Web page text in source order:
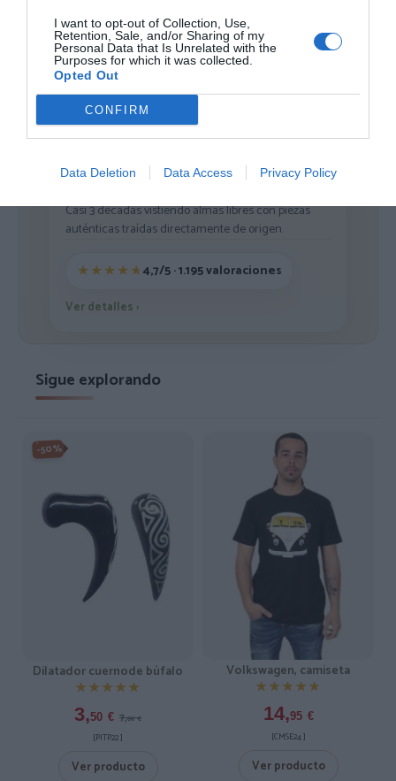
I want to opt-out of Collection, Use,
Retention, Sale, and/or Sharing of my
Personal Data that Is Unrelated with the
Purposes for which it was collected.
Opted Out
CONFIRM
Data Deletion Data Access Privacy Policy
1 2
Casi 3 décadas vistiendo almas libres con piezas
auténticas traídas directamente de origen.
4,7/5 · 1.195 valoraciones
Ver detalles ›
Sigue explorando
-50%
Dilatador cuernode búfalo
★★★★★
★★★★★
3,50 € 7,00 €
[PITP22 ]
Ver producto
Volkswagen, camiseta
★★★★★
★★★★★
14,95 €
[CMSE24 ]
Ver producto